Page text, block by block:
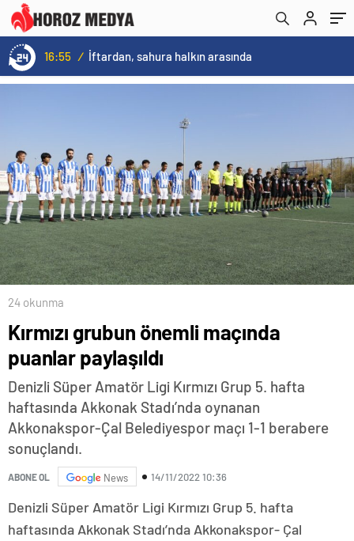
16:55 / İftardan, sahura halkın arasında
24 okunma
Kırmızı grubun önemli maçında
puanlar paylaşıldı
Denizli Süper Amatör Ligi Kırmızı Grup 5. hafta
haftasında Akkonak Stadı’nda oynanan
Akkonakspor-Çal Belediyespor maçı 1-1 berabere
sonuçlandı.
ABONE OL News 14/11/2022 10:36
Denizli Süper Amatör Ligi Kırmızı Grup 5. hafta
haftasında Akkonak Stadı’nda Akkonakspor- Çal